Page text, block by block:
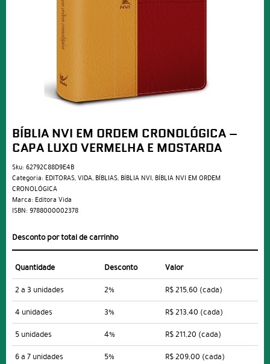
BÍBLIA NVI EM ORDEM CRONOLÓGICA –
CAPA LUXO VERMELHA E MOSTARDA
Sku: 62792C88D9E4B
Categoria: EDITORAS,VIDA, BÍBLIAS, BÍBLIA NVI, BÍBLIA NVI EM ORDEM
CRONOLÓGICA
Marca: Editora Vida
ISBN: 9788000002378
Desconto por total de carrinho
Quantidade Desconto
Valor
2 a 3 unidades
2% R$ 215,60 (cada)
4 unidades
3% R$ 213,40 (cada)
5 unidades
4% R$ 211,20 (cada)
6 a 7 unidades
5% R$ 209,00 (cada)